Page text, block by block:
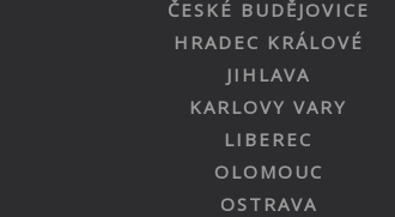
ČESKÉ BUDĚJOVICE
HRADEC KRÁLOVÉ
JIHLAVA
KARLOVY VARY
LIBEREC
OLOMOUC
OSTRAVA